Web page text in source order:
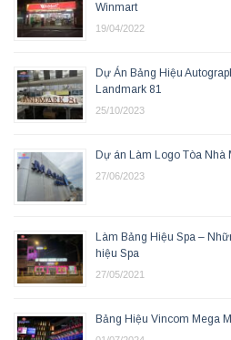
Winmart
19/04/2022
Dự Án Bảng Hiệu
Landmark 81
25/10/2023
Dự án Làm Logo Tòa Nhà
27/06/2023
Làm Bảng Hiệu Spa –
hiệu Spa
27/05/2021
Bảng Hiệu Vincom Mega